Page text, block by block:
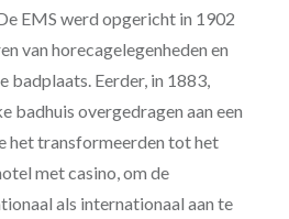
EMS werd opgericht in 1902
van horecagelegenheden en
badplaats. Eerder, in 1883,
badhuis overgedragen aan een
het transformeerden tot het
met casino, om de
als internationaal aan te